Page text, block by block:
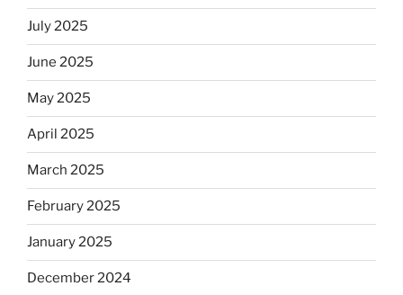
July 2025
June 2025
May 2025
April 2025
March 2025
February 2025
January 2025
December 2024